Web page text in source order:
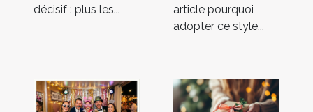
décisif : plus les...
article pourquoi
adopter ce style...